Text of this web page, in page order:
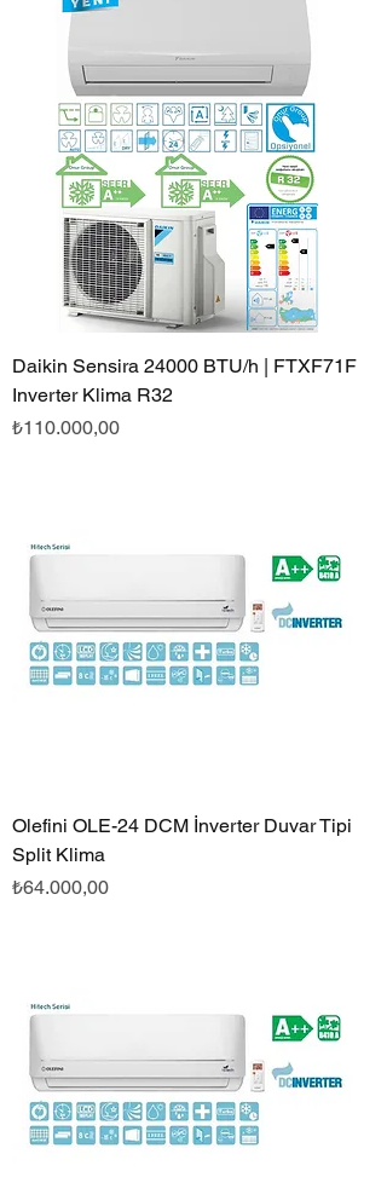
Daikin Sensira 24000 BTU/h | FTXF71F
Inverter Klima R32
Fiyat
₺110.000,00
Olefini OLE-24 DCM İnverter Duvar Tipi
Split Klima
Fiyat
₺64.000,00